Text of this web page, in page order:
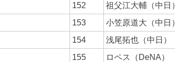
152
祖父江大輔（中日）
153
小笠原道大（中日）
154
浅尾拓也（中日）
155
ロペス（DeNA）